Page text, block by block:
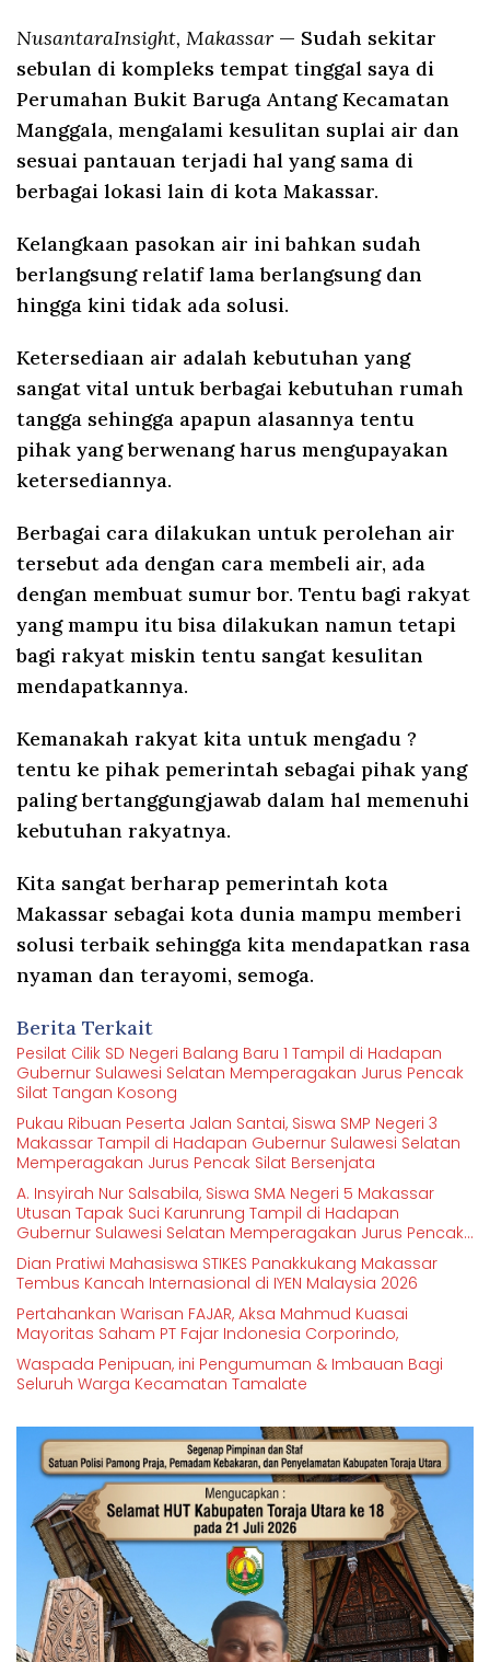
NusantaraInsight, Makassar — Sudah sekitar
sebulan di kompleks tempat tinggal saya di
Perumahan Bukit Baruga Antang Kecamatan
Manggala, mengalami kesulitan suplai air dan
sesuai pantauan terjadi hal yang sama di
berbagai lokasi lain di kota Makassar.
Kelangkaan pasokan air ini bahkan sudah
berlangsung relatif lama berlangsung dan
hingga kini tidak ada solusi.
Ketersediaan air adalah kebutuhan yang
sangat vital untuk berbagai kebutuhan rumah
tangga sehingga apapun alasannya tentu
pihak yang berwenang harus mengupayakan
ketersediannya.
Berbagai cara dilakukan untuk perolehan air
tersebut ada dengan cara membeli air, ada
dengan membuat sumur bor. Tentu bagi rakyat
yang mampu itu bisa dilakukan namun tetapi
bagi rakyat miskin tentu sangat kesulitan
mendapatkannya.
Kemanakah rakyat kita untuk mengadu ?
tentu ke pihak pemerintah sebagai pihak yang
paling bertanggungjawab dalam hal memenuhi
kebutuhan rakyatnya.
Kita sangat berharap pemerintah kota
Makassar sebagai kota dunia mampu memberi
solusi terbaik sehingga kita mendapatkan rasa
nyaman dan terayomi, semoga.
Berita Terkait
Pesilat Cilik SD Negeri Balang Baru 1 Tampil di Hadapan
Gubernur Sulawesi Selatan Memperagakan Jurus Pencak
Silat Tangan Kosong
Pukau Ribuan Peserta Jalan Santai, Siswa SMP Negeri 3
Makassar Tampil di Hadapan Gubernur Sulawesi Selatan
Memperagakan Jurus Pencak Silat Bersenjata
A. Insyirah Nur Salsabila, Siswa SMA Negeri 5 Makassar
Utusan Tapak Suci Karunrung Tampil di Hadapan
Gubernur Sulawesi Selatan Memperagakan Jurus Pencak
Silat
Dian Pratiwi Mahasiswa STIKES Panakkukang Makassar
Tembus Kancah Internasional di IYEN Malaysia 2026
Pertahankan Warisan FAJAR, Aksa Mahmud Kuasai
Mayoritas Saham PT Fajar Indonesia Corporindo,
Waspada Penipuan, ini Pengumuman & Imbauan Bagi
Seluruh Warga Kecamatan Tamalate